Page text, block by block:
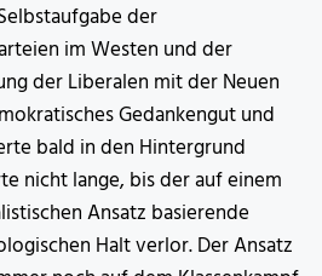
der
im Westen und der
der Liberalen mit der Neuen
Gedankengut und
bald in den Hintergrund
nicht lange, bis der auf einem
Ansatz basierende
Halt verlor. Der Ansatz